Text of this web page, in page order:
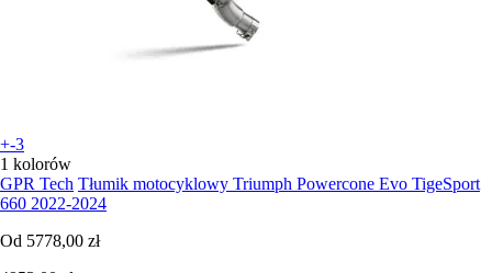
+-3
1 kolorów
GPR Tech Tłumik motocyklowy Triumph Powercone Evo TigeSport
660 2022-2024
Od 5778,00 zł